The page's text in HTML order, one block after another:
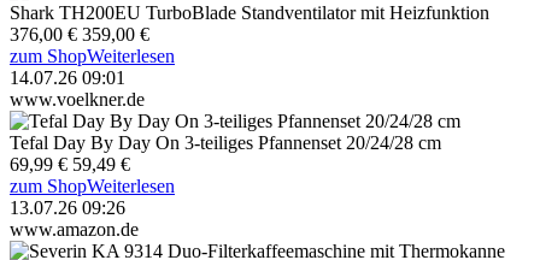
Shark TH200EU TurboBlade Standventilator mit Heizfunktion
376,00 € 359,00 €
zum ShopWeiterlesen
14.07.26 09:01
www.voelkner.de
Tefal Day By Day On 3-teiliges Pfannenset 20/24/28 cm
69,99 € 59,49 €
zum ShopWeiterlesen
13.07.26 09:26
www.amazon.de